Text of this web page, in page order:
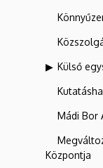
Külső
Mádi Bor
Központja